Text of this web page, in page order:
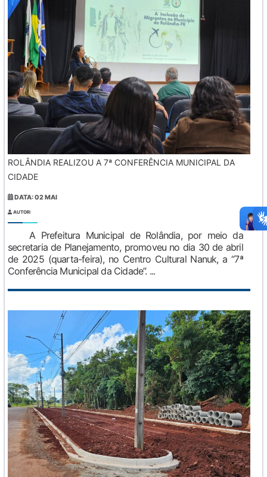
ROLÂNDIA REALIZOU A 7ª CONFERÊNCIA MUNICIPAL DA
CIDADE
DATA: 02 MAI
AUTOR:
A Prefeitura Municipal de Rolândia, por meio da
secretaria de Planejamento, promoveu no dia 30 de abril
de 2025 (quarta-feira), no Centro Cultural Nanuk, a “7ª
Conferência Municipal da Cidade”. ...